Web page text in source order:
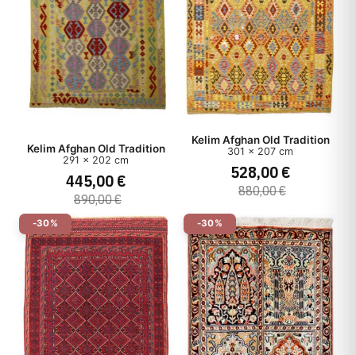
Kelim Afghan Old Tradition
291 x 202 cm
445,00 €
890,00 €
Kelim Afghan Old Tradition
301 x 207 cm
528,00 €
880,00 €
-30% -30%